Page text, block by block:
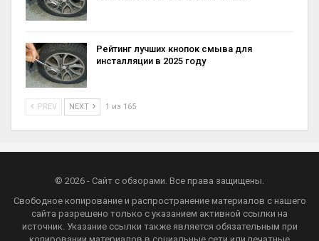
Рейтинг лучших кнопок смыва для
инсталляции в 2025 году
PREV NEXT 1 из 165
© 2026 - Сайт с обзорами. Все права защищены.
Свободное копирование и распространение материалов с нашего
сайта разрешено только с указанием активной ссылки на
источник. Указание ссылки также является обязательным при